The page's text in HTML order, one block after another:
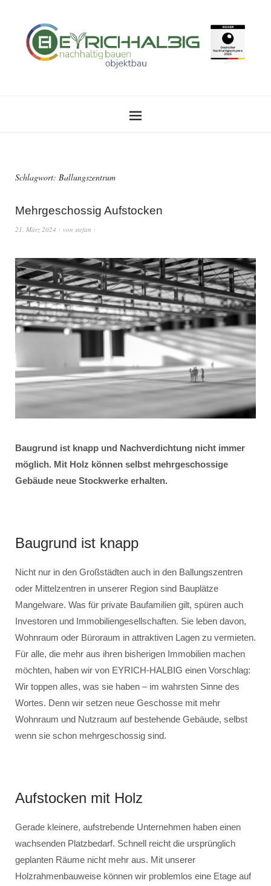
Schlagwort: Ballungszentrum
Mehrgeschossig Aufstocken
21. März 2024 von stefan
Baugrund ist knapp und Nachverdichtung nicht immer
möglich. Mit Holz können selbst mehrgeschossige
Gebäude neue Stockwerke erhalten.
Baugrund ist knapp
Nicht nur in den Großstädten auch in den Ballungszentren
oder Mittelzentren in unserer Region sind Bauplätze
Mangelware. Was für private Baufamilien gilt, spüren auch
Investoren und Immobiliengesellschaften. Sie leben davon,
Wohnraum oder Büroraum in attraktiven Lagen zu vermieten.
Für alle, die mehr aus ihren bisherigen Immobilien machen
möchten, haben wir von EYRICH-HALBIG einen Vorschlag:
Wir toppen alles, was sie haben – im wahrsten Sinne des
Wortes. Denn wir setzen neue Geschosse mit mehr
Wohnraum und Nutzraum auf bestehende Gebäude, selbst
wenn sie schon mehrgeschossig sind.
Aufstocken mit Holz
Gerade kleinere, aufstrebende Unternehmen haben einen
wachsenden Platzbedarf. Schnell reicht die ursprünglich
geplanten Räume nicht mehr aus. Mit unserer
Holzrahmenbauweise können wir problemlos eine Etage auf